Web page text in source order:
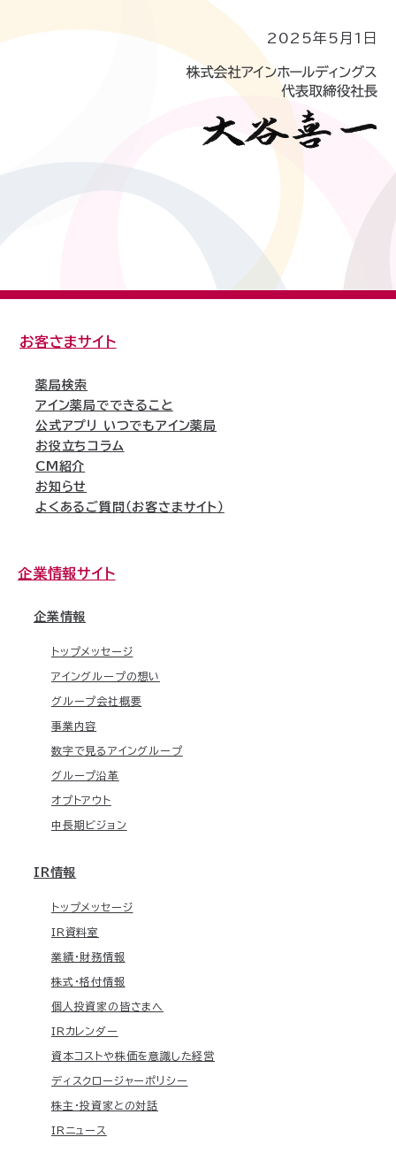
2025年5月1日
お客さまサイト
薬局検索
アイン薬局でできること
公式アプリ いつでもアイン薬局
お役立ちコラム
CM紹介
お知らせ
よくあるご質問（お客さまサイト）
企業情報サイト
企業情報
トップメッセージ
アイングループの想い
グループ会社概要
事業内容
数字で見るアイングループ
グループ沿革
オプトアウト
中長期ビジョン
IR情報
トップメッセージ
IR資料室
業績・財務情報
株式・格付情報
個人投資家の皆さまへ
IRカレンダー
資本コストや株価を意識した経営
ディスクロージャーポリシー
株主・投資家との対話
IRニュース